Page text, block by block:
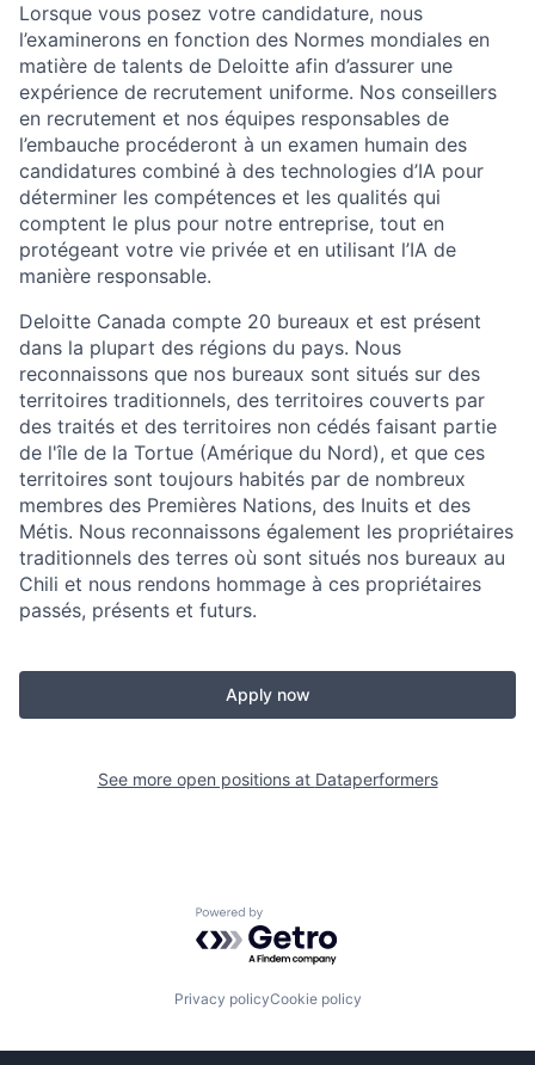
Lorsque vous posez votre candidature, nous
l’examinerons en fonction des Normes mondiales en
matière de talents de Deloitte afin d’assurer une
expérience de recrutement uniforme. Nos conseillers
en recrutement et nos équipes responsables de
l’embauche procéderont à un examen humain des
candidatures combiné à des technologies d’IA pour
déterminer les compétences et les qualités qui
comptent le plus pour notre entreprise, tout en
protégeant votre vie privée et en utilisant l’IA de
manière responsable.
Deloitte Canada compte 20 bureaux et est présent
dans la plupart des régions du pays. Nous
reconnaissons que nos bureaux sont situés sur des
territoires traditionnels, des territoires couverts par
des traités et des territoires non cédés faisant partie
de l'île de la Tortue (Amérique du Nord), et que ces
territoires sont toujours habités par de nombreux
membres des Premières Nations, des Inuits et des
Métis. Nous reconnaissons également les propriétaires
traditionnels des terres où sont situés nos bureaux au
Chili et nous rendons hommage à ces propriétaires
passés, présents et futurs.
Apply now
See more open positions at Dataperformers
Powered by Getro.com
Privacy policyCookie policy